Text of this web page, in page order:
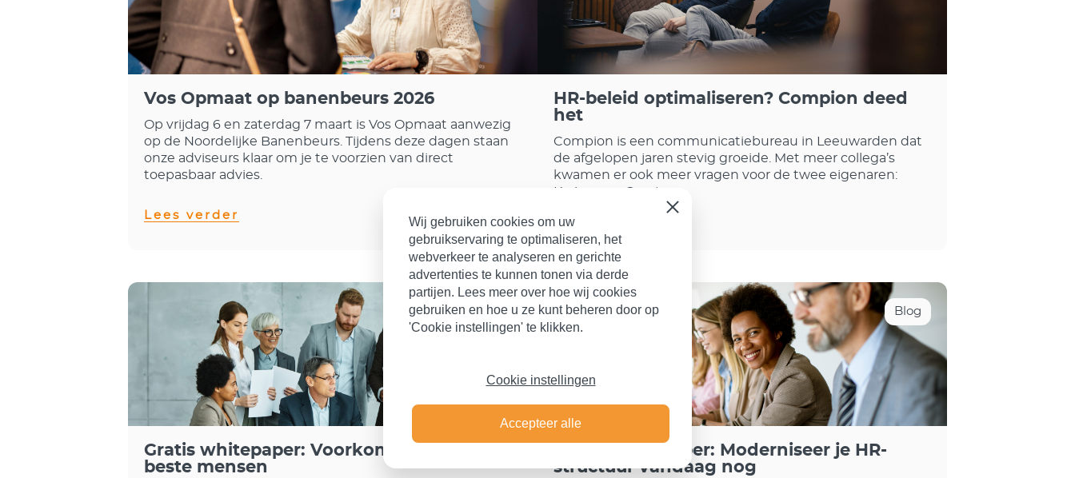
Vos Opmaat op banenbeurs 2026
Op vrijdag 6 en zaterdag 7 maart is Vos Opmaat aanwezig
op de Noordelijke Banenbeurs. Tijdens deze dagen staan
onze adviseurs klaar om je te voorzien van direct
toepasbaar advies.
Lees verder
HR-beleid optimaliseren? Compion deed
het
Compion is een communicatiebureau in Leeuwarden dat
de afgelopen jaren stevig groeide. Met meer collega’s
kwamen er ook meer vragen voor de twee eigenaren:
Karinus en Geert.
Blog
Gratis whitepaper: Voorkom vertrek van je
beste mensen
Blog
Gratis whitepaper: Moderniseer je HR-
structuur vandaag nog
Wij gebruiken cookies om uw
gebruikservaring te optimaliseren, het
webverkeer te analyseren en gerichte
advertenties te kunnen tonen via derde
partijen. Lees meer over hoe wij cookies
gebruiken en hoe u ze kunt beheren door op
'Cookie instellingen' te klikken.
Sluiten
Cookie instellingen
Accepteer alle